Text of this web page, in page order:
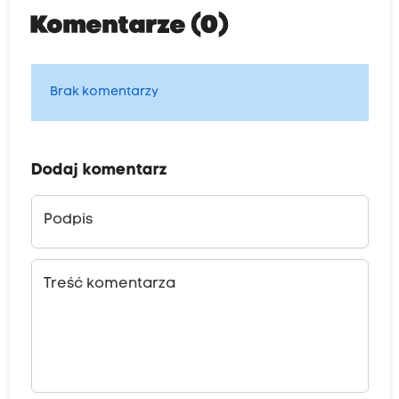
Komentarze (0)
Brak komentarzy
Dodaj komentarz
Podpis
Treść komentarza